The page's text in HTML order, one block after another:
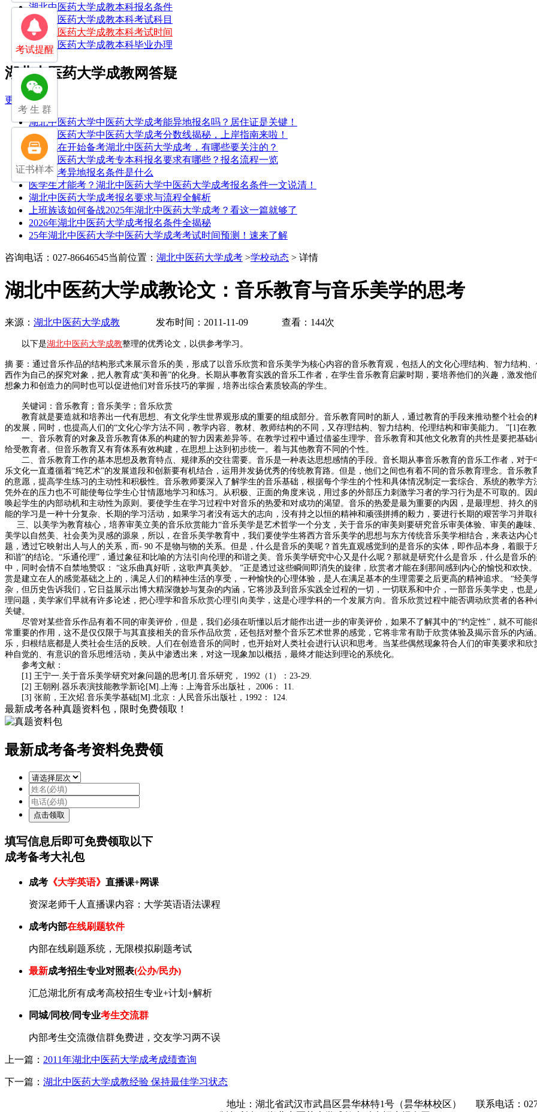
湖北中医药大学成教本科报名条件
湖北中医药大学成教本科考试科目
湖北中医药大学成教本科考试时间
湖北中医药大学成教本科毕业办理
湖北中医药大学成教网答疑
更多
湖北中医药大学中医药大学成考能异地报名吗？居住证是关键！
湖北中医药大学中医药大学成考分数线揭秘，上岸指南来啦！
如果现在开始备考湖北中医药大学成考，有哪些要关注的？
湖北中医药大学成考专本科报名要求有哪些？报名流程一览
湖北成考异地报名条件是什么
医学生才能考？湖北中医药大学中医药大学成考报名条件一文说清！
湖北中医药大学成考报名要求与流程全解析
上班族该如何备战2025年湖北中医药大学成考？看这一篇就够了
2026年湖北中医药大学成考报名条件全揭秘
25年湖北中医药大学中医药大学成考考试时间预测！速来了解
咨询电话：027-86646545当前位置： 湖北中医药大学成考 >学校动态 > 详情
湖北中医药大学成教论文：音乐教育与音乐美学的思考
来源： 湖北中医药大学成教 发布时间：2011-11-09 查看：144次
以下是湖北中医药大学成教整理的优秀论文，以供参考学习。
摘 要：通过音乐作品的结构形式来展示音乐的美，形成了以音乐欣赏和音乐美学为核心内容的音乐教育观，包括人的文化心理结构、智力结构
西作为自己的探究对象，把人教育成“美和善”的化身。长期从事教育实践的音乐工作者，在学生音乐教育启蒙时期，要培养他们的兴趣，激发
想象力和创造力的同时也可以促进他们对音乐技巧的掌握，培养出综合素质较高的学生。
关键词：音乐教育；音乐美学；音乐欣赏
教育就是要造就和培养出一代有思想、有文化学生世界观形成的重要的组成部分。音乐教育同时的新人，通过教育的手段来推动整个社会
的发展，同时，也提高人们的“文化心学方法不同，教学内容、教材、教师结构的不同，又存理结构、智力结构、伦理结构和审美能力。 ”[1]在
一、 音乐教育的对象及音乐教育体系的构建的智力因素差异等。在教学过程中通过借鉴生理学、音乐教育和其他文化教育的共性是要把基
给受教育者。但音乐教育又有育体系有效构建，在思想上达到初步统一。着与其他教育不同的个性。
二、 音乐教育工作的基本思想及教育特点、规律系的交往需要。音乐是一种表达思想感情的手段。音长期从事音乐教育的音乐工作者，对
乐文化一直遵循着“纯艺术”的发展道段和创新要有机结合，运用并发扬优秀的传统教育路。但是，他们之间也有着不同的音乐教育理念。音乐
的意愿，提高学生练习的主动性和积极性。音乐教师要深入了解学生的音乐基础，根据每个学生的个性和具体情况制定一套综合、系统的教学
凭外在的压力也不可能使每位学生心甘情愿地学习和练习。从积极、正面的角度来说，用过多的外部压力刺激学习者的学习行为是不可取的。
唤起学生的内部动机和主动性为原则。要使学生在学习过程中对音乐的热爱和对成功的渴望。音乐的热爱是最为重要的内因，是最理想、持久
能的学习是一种十分复杂、长期的学习活动，如果学习者没有远大的志向，没有持之以恒的精神和顽强拼搏的毅力，要进行长期的艰苦学习并取
三、以美学为教育核心，培养审美立美的音乐欣赏能力“音乐美学是艺术哲学一个分支，关于音乐的审美则要研究音乐审美体验、审美的趣味
美学以自然美、社会美为灵感的源泉，所以，在音乐美学教育中，我们要使学生将西方音乐美学的思想与东方传统音乐美学相结合，来表达内
题，透过它映射出人与人的关系，而- 90 不是物与物的关系。但是，什么是音乐的美呢？首先直观感觉到的是音乐的实体，即作品本身，着眼
和谐”的结论。“乐通伦理”，通过象征和比喻的方法引向伦理的和谐之美。音乐美学研究中心又是什么呢？那就是研究什么是音乐，什么是音乐
中，同时会情不自禁地赞叹： “这乐曲真好听，这歌声真美妙。 ”正是透过这些瞬间即消失的旋律，欣赏者才能在刹那间感到内心的愉悦和欢
赏是建立在人的感觉基础之上的，满足人们的精神生活的享受，一种愉快的心理体验，是人在满足基本的生理需要之后更高的精神追求。 “经
杂，但历史告诉我们，它日益展示出博大精深微妙与复杂的内涵，它将涉及到音乐实践全过程的一切，一切联系和中介，一部音乐美学史，也
理问题，美学家们早就有许多论述，把心理学和音乐欣赏心理引向美学，这是心理学科的一个发展方向。音乐欣赏过程中能否调动欣赏者的各
关键。
尽管对某些音乐作品有着不同的审美评价，但是，我们必须在听懂以后才能作出进一步的审美评价，如果不了解其中的“约定性”，就不可
常重要的作用，这不是仅仅限于与其直接相关的音乐作品欣赏，还包括对整个音乐艺术世界的感觉，它将非常有助于欣赏体验及揭示音乐的内
乐，归根结底都是人类社会生活的反映。人们在创造音乐的同时，也开始对人类社会进行认识和思考。当某些偶然现象符合人们的审美要求和
种自觉的、有意识的音乐思维活动，美从中渗透出来，对这一现象加以概括，最终才能达到理论的系统化。
参考文献：
[1] 王宁一.关于音乐美学研究对象问题的思考[J].音乐研究， 1992 （ 1 ）： 23-29.
[2] 王朝刚 .器乐表演技能教学新论[M].上海：上海音乐出版社， 2006 ： 11.
[3] 张前，王次炤.音乐美学基础 [M].北京：人民音乐出版社， 1992 ： 124.
最新成考各种真题资料包，限时免费领取！
最新成考备考资料免费领
填写信息后即可免费领取以下
成考备考大礼包
成考 《大学英语》 直播课+网课
资深老师千人直播课内容：大学英语语法课程
成考内部在线刷题软件
内部在线刷题系统，无限模拟刷题考试
最新成考招生专业对照表(公办/民办)
汇总湖北所有成考高校招生专业+计划+解析
同城/同校/同专业考生交流群
内部考生交流微信群免费进，交友学习两不误
上一篇： 2011年湖北中医药大学成考成绩查询
下一篇： 湖北中医药大学成教经验 保持最佳学习状态
地址：湖北省武汉市武昌区昙华林特1号（昙华林校区） 联系电话：
考试提醒
考 生 群
证书样本